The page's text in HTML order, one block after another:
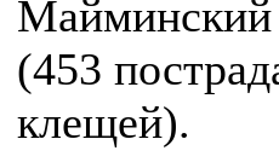
Майминский
(453
клещей).